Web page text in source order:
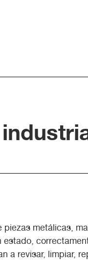
metálicas,
a revisar, limpiar,